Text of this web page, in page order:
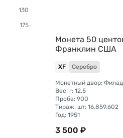
Монета 50
Франклин США
XF Серебро
Монетный двор:
Вес, г: 12,5
Проба: 900
Тираж, шт: 16.859.602
Год: 1951
3 500 ₽